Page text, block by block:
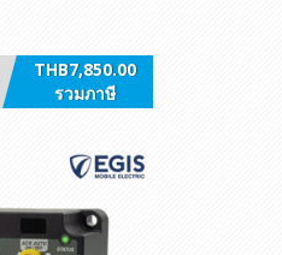
THB7,850.00
รวมภาษี